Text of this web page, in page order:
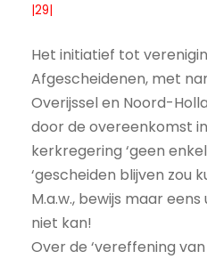
|29|
Het initiatief tot
Afgescheidenen, met
Overijssel en Noord-
door de overeenkomst
kerkregering ‘geen
‘gescheiden blijven zou
M.a.w., bewijs maar
niet kan!
Over de ‘vereffening